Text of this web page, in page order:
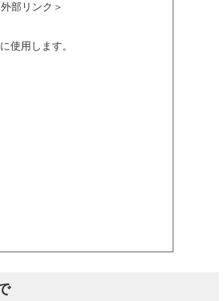
外部リンク＞
使用します。